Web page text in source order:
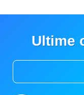
Ultime